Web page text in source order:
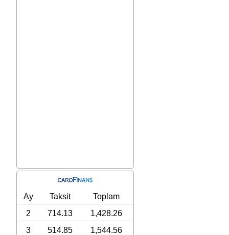
Ay Taksit
Toplam
2
714.13
1,428.26
3
514.85
1,544.56